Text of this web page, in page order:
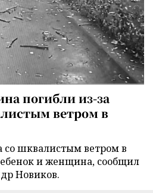
погибли из-за
ветром в
со шквалистым ветром в
и женщина, сообщил
Новиков.